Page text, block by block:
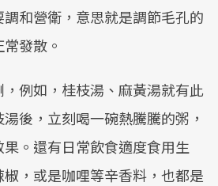
和營衛，意思就是調節毛孔的
發散。
例如，桂枝湯、麻黃湯就有此
後，立刻喝一碗熱騰騰的粥，
。還有日常飲食適度食用生
，或是咖哩等辛香料，也都是